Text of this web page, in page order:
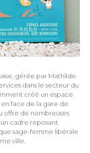
gérée par Mathilde
dans le secteur du
créé un espace
en face de la gare de
offre de nombreuses
cadre reposant.
sage-femme libérale
ville.